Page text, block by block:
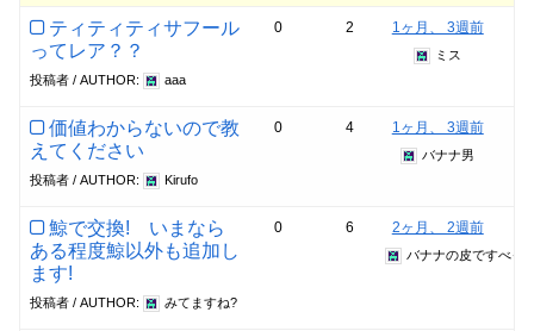
ティティティサフール
ってレア？？
投稿者 / AUTHOR: aaa
0 2 1ヶ月、 3週前
ミス
価値わからないので教
えてください
投稿者 / AUTHOR: Kirufo
0 4 1ヶ月、 3週前
バナナ男
鯨で交換! いまなら
ある程度鯨以外も追加し
ます!
投稿者 / AUTHOR: みてますね?
0 6 2ヶ月、 2週前
バナナの皮ですべっ